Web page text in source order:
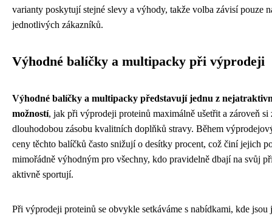
varianty poskytují stejné slevy a výhody, takže volba závisí pouze
jednotlivých zákazníků.
Výhodné balíčky a multipacky při výprodeji
Výhodné balíčky a multipacky představují jednu z
možností, jak při výprodeji proteinů maximálně ušetřit a zároveň si
dlouhodobou zásobu kvalitních doplňků stravy. Během
ceny těchto balíčků často snižují o desítky procent, což činí jejich
mimořádně výhodným pro všechny, kdo pravidelně dbají na svůj
aktivně sportují.
Při výprodeji proteinů se obvykle setkáváme s nabídkami, kde jsou